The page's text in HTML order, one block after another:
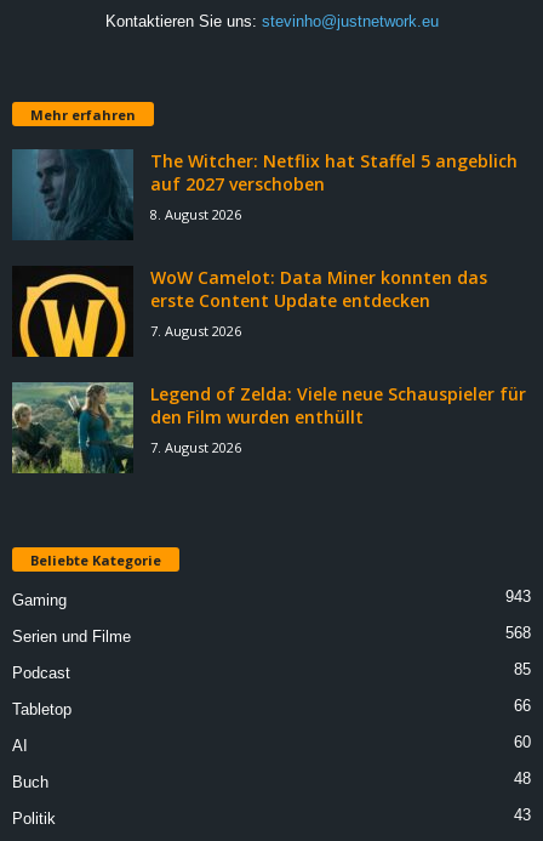
Kontaktieren Sie uns: stevinho@justnetwork.eu
Mehr erfahren
The Witcher: Netflix hat Staffel 5 angeblich
auf 2027 verschoben
8. August 2026
WoW Camelot: Data Miner konnten das
erste Content Update entdecken
7. August 2026
Legend of Zelda: Viele neue Schauspieler für
den Film wurden enthüllt
7. August 2026
Beliebte Kategorie
Gaming 943
Serien und Filme 568
Podcast 85
Tabletop 66
AI 60
Buch 48
Politik 43